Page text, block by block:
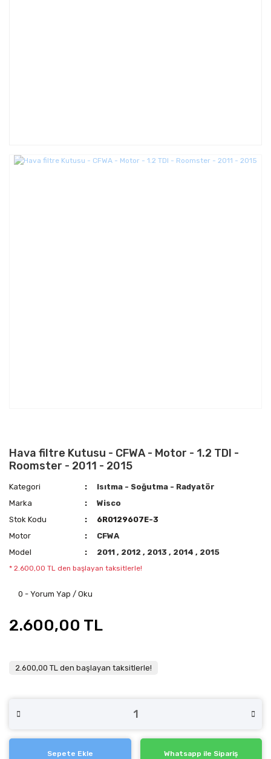
Hava filtre Kutusu - CFWA - Motor - 1.2 TDI -
Roomster - 2011 - 2015
Kategori
Isıtma - Soğutma - Radyatör
Marka
Wisco
Stok Kodu
6R0129607E-3
Motor
CFWA
Model
2011, 2012, 2013, 2014, 2015
* 2.600,00 TL den başlayan taksitlerle!
0 - Yorum Yap / Oku
2.600,00 TL
2.600,00 TL den başlayan taksitlerle!
Sepete Ekle Whatsapp ile Sipariş